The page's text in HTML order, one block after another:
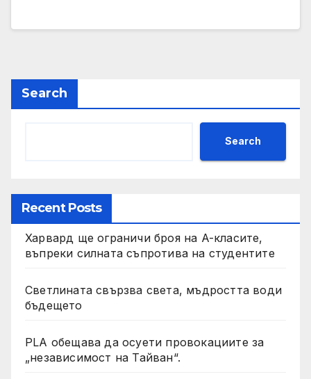
Search
Search
Recent Posts
Харвард ще ограничи броя на A-класите,
въпреки силната съпротива на студентите
Светлината свързва света, мъдростта води
бъдещето
PLA обещава да осуети провокациите за
„независимост на Тайван“.